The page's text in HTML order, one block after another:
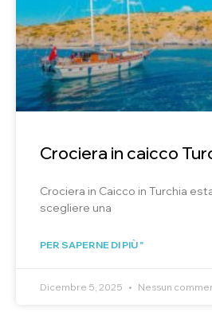
Crociera in caicco
Crociera in Caicco in Turchia
scegliere una
PER SAPERNE DI PIÙ "
Dicembre 5, 2025 Nessun